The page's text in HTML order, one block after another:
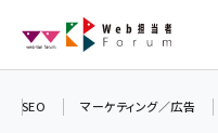
ン
SEO マーケティング／広告